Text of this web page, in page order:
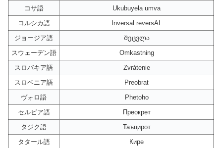
コサ語
Ukubuyela umva
コルシカ語
Inversal reversAL
ジョージア語
Შეცვლა
スウェーデン語
Omkastning
スロバキア語
Zvrátenie
スロベニア語
Preobrat
ヴォロ語
Phetoho
セルビア語
Преокрет
タジク語
Таъцирот
タタール語
Кире